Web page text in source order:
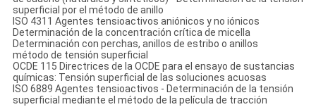
superficial por el método de anillo
ISO 4311 Agentes tensioactivos aniónicos y no iónicos
Determinación de la concentración crítica de micella
Determinación con perchas, anillos de estribo o anillos
método de tensión superficial
OCDE 115 Directrices de la OCDE para el ensayo de sustancias
químicas: Tensión superficial de las soluciones acuosas
ISO 6889 Agentes tensioactivos - Determinación de la tensión
superficial mediante el método de la película de tracción